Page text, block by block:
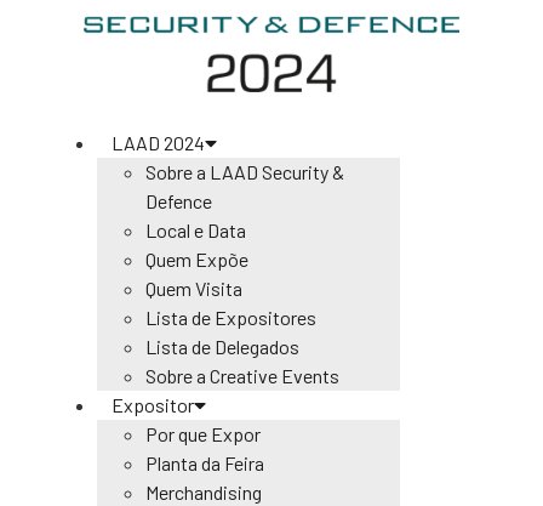
LAAD 2024
Sobre a LAAD Security &
Defence
Local e Data
Quem Expõe
Quem Visita
Lista de Expositores
Lista de Delegados
Sobre a Creative Events
Expositor
Por que Expor
Planta da Feira
Merchandising